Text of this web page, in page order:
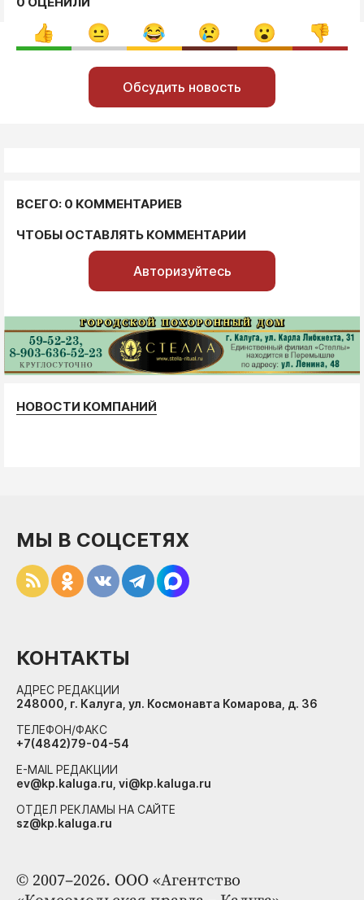
Обсудить новость
ВСЕГО: 0 КОММЕНТАРИЕВ
ЧТОБЫ ОСТАВЛЯТЬ КОММЕНТАРИИ
Авторизуйтесь
НОВОСТИ КОМПАНИЙ
© 2007–2026. ООО «Агентство
МЫ В СОЦСЕТЯХ
КОНТАКТЫ
АДРЕС РЕДАКЦИИ
248000, г. Калуга, ул. Космонавта Комарова, д. 36
ТЕЛЕФОН/ФАКС
+7(4842)79-04-54
E-MAIL РЕДАКЦИИ
ev@kp.kaluga.ru, vi@kp.kaluga.ru
ОТДЕЛ РЕКЛАМЫ НА САЙТЕ
sz@kp.kaluga.ru